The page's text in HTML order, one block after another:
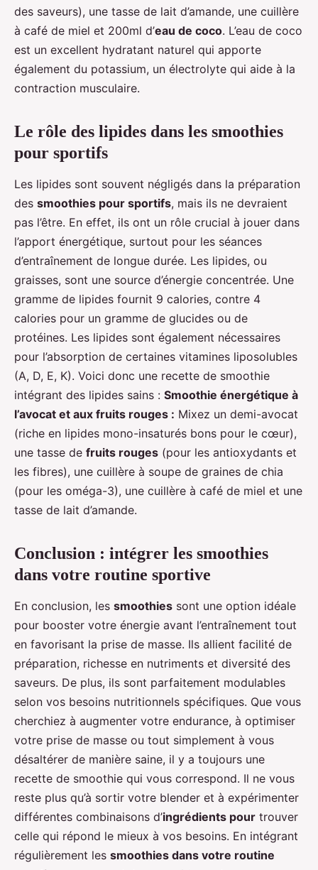
des saveurs), une tasse de lait d’amande, une cuillère
à café de miel et 200ml d’eau de coco. L’eau de coco
est un excellent hydratant naturel qui apporte
également du potassium, un électrolyte qui aide à la
contraction musculaire.
Le rôle des lipides dans les smoothies
pour sportifs
Les lipides sont souvent négligés dans la préparation
des smoothies pour sportifs, mais ils ne devraient
pas l’être. En effet, ils ont un rôle crucial à jouer dans
l’apport énergétique, surtout pour les séances
d’entraînement de longue durée. Les lipides, ou
graisses, sont une source d’énergie concentrée. Une
gramme de lipides fournit 9 calories, contre 4
calories pour un gramme de glucides ou de
protéines. Les lipides sont également nécessaires
pour l’absorption de certaines vitamines liposolubles
(A, D, E, K). Voici donc une recette de smoothie
intégrant des lipides sains : Smoothie énergétique à
l’avocat et aux fruits rouges : Mixez un demi-avocat
(riche en lipides mono-insaturés bons pour le cœur),
une tasse de fruits rouges (pour les antioxydants et
les fibres), une cuillère à soupe de graines de chia
(pour les oméga-3), une cuillère à café de miel et une
tasse de lait d’amande.
Conclusion : intégrer les smoothies
dans votre routine sportive
En conclusion, les smoothies sont une option idéale
pour booster votre énergie avant l’entraînement tout
en favorisant la prise de masse. Ils allient facilité de
préparation, richesse en nutriments et diversité des
saveurs. De plus, ils sont parfaitement modulables
selon vos besoins nutritionnels spécifiques. Que vous
cherchiez à augmenter votre endurance, à optimiser
votre prise de masse ou tout simplement à vous
désaltérer de manière saine, il y a toujours une
recette de smoothie qui vous correspond. Il ne vous
reste plus qu’à sortir votre blender et à expérimenter
différentes combinaisons d’ingrédients pour trouver
celle qui répond le mieux à vos besoins. En intégrant
régulièrement les smoothies dans votre routine